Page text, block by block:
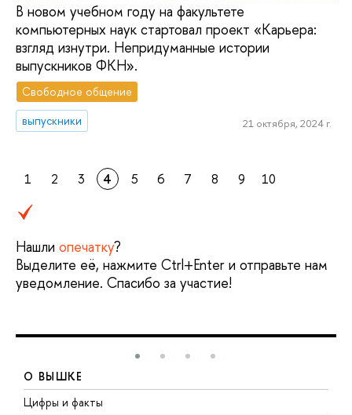
В новом учебном году на факультете
компьютерных наук стартовал проект «Карьера:
взгляд изнутри. Непридуманные истории
выпускников ФКН».
Свободное общение
выпускники
21 октября, 2024 г.
1 2 3 4 5 6 7 8 9 10
Нашли опечатку?
Выделите её, нажмите Ctrl+Enter и отправьте нам
уведомление. Спасибо за участие!
О ВЫШКЕ
Цифры и факты